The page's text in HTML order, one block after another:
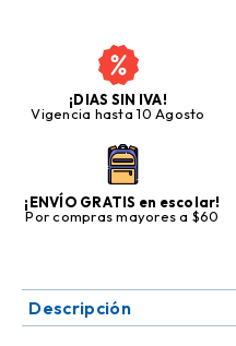
¡DIAS SIN IVA!
Vigencia hasta 10 Agosto
¡ENVÍO GRATIS en escolar!
Por compras mayores a $60
Descripción